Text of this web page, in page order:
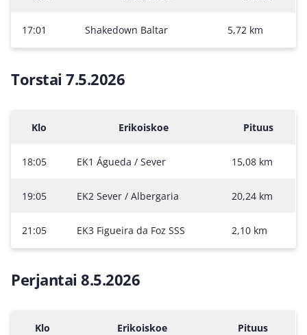
17:01 Shakedown Baltar 5,72 km
Torstai 7.5.2026
Klo Erikoiskoe Pituus
18:05 EK1 Águeda / Sever 15,08 km
19:05 EK2 Sever / Albergaria 20,24 km
21:05 EK3 Figueira da Foz SSS 2,10 km
Perjantai 8.5.2026
Klo Erikoiskoe Pituus